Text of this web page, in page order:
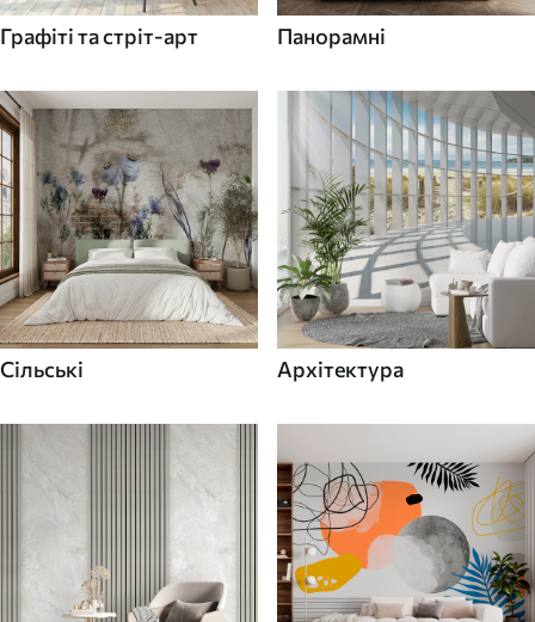
Графіті та стріт-арт Панорамні
Сільські Архітектура